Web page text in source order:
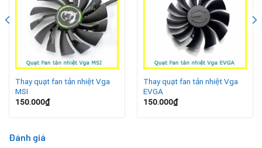
nứt gãy, ảnh hưởng đến thẩm mỹ và khả năng bảo vệ linh
kiện bên trong. Thay vỏ ngoài card RX 460 giúp cải thiện
diện mạo, bảo vệ bo mạch, quạt tản nhiệt và các linh kiện
điện tử nhạy cảm. Nếu card gặp sự cố kỹ thuật, việc kết
hợp thay vỏ với sửa card màn hình chạy không ổn định sẽ
mang lại hiệu quả tối ưu.
Thay quạt fan tản nhiệt Vga
MSI
150.000₫
Thay quạt fan tản nhiệt Vga
EVGA
150.000₫
Đánh giá